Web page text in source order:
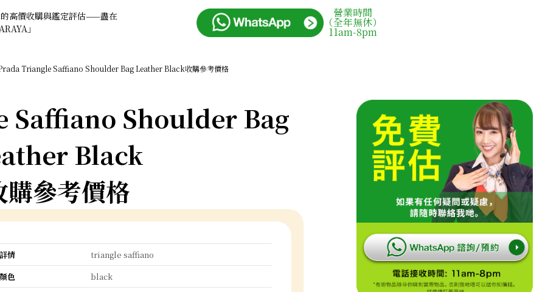
高價收購與鑑定評估——盡在
」
營業時間
（全年無休）
11am-8pm
Triangle Saffiano Shoulder Bag Leather Black收購參考價格
Saffiano Shoulder Bag
Black
購參考價格
詳情
triangle saffiano
顏色
black